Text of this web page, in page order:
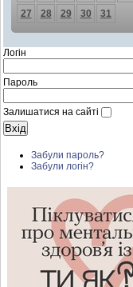
27
28 29 30 31
Логін
Пароль
Залишатися на сайті
Забули пароль?
Забули логін?